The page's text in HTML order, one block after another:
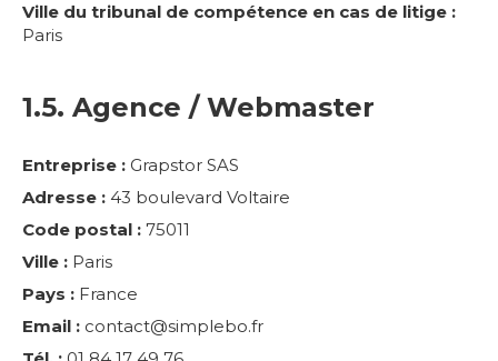
Ville du tribunal de compétence en cas de litige :
Paris
1.5. Agence / Webmaster
Entreprise : Grapstor SAS
Adresse : 43 boulevard Voltaire
Code postal : 75011
Ville : Paris
Pays : France
Email : contact@simplebo.fr